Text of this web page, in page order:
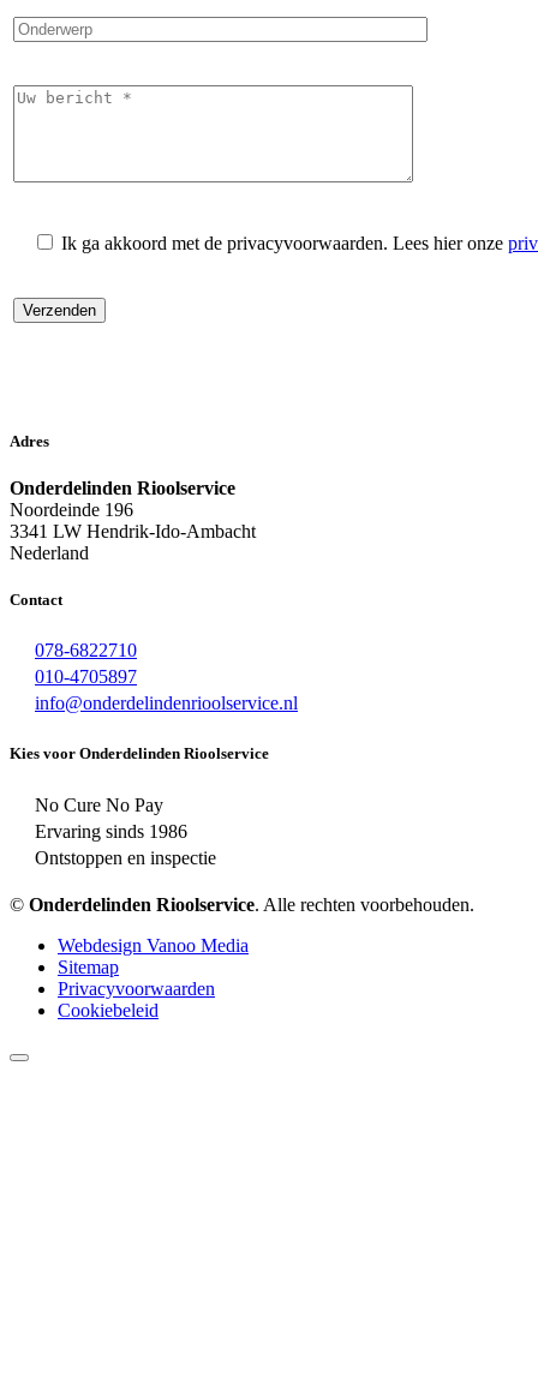
Ik ga akkoord met de privacyvoorwaarden. Lees hier onze
Adres
Onderdelinden Rioolservice
Noordeinde 196
3341 LW Hendrik-Ido-Ambacht
Nederland
Contact
078-6822710
010-4705897
info@onderdelindenrioolservice.nl
Kies voor Onderdelinden Rioolservice
No Cure No Pay
Ervaring sinds 1986
Ontstoppen en inspectie
© Onderdelinden Rioolservice. Alle rechten voorbehouden.
Webdesign Vanoo Media
Sitemap
Privacyvoorwaarden
Cookiebeleid